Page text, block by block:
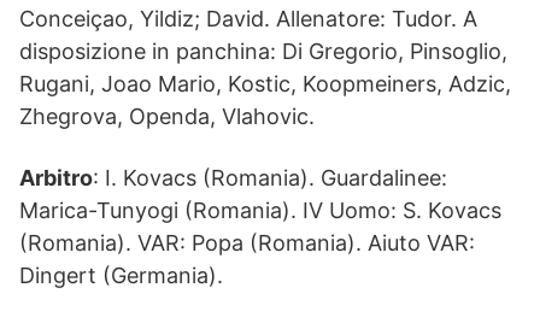
Conceiçao, Yildiz; David. Allenatore: Tudor. A
disposizione in panchina: Di Gregorio, Pinsoglio,
Rugani, Joao Mario, Kostic, Koopmeiners, Adzic,
Zhegrova, Openda, Vlahovic.
Arbitro: I. Kovacs (Romania). Guardalinee:
Marica-Tunyogi (Romania). IV Uomo: S. Kovacs
(Romania). VAR: Popa (Romania). Aiuto VAR:
Dingert (Germania).